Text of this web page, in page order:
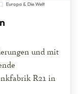
Europa & Die Welt
und mit
R21 in